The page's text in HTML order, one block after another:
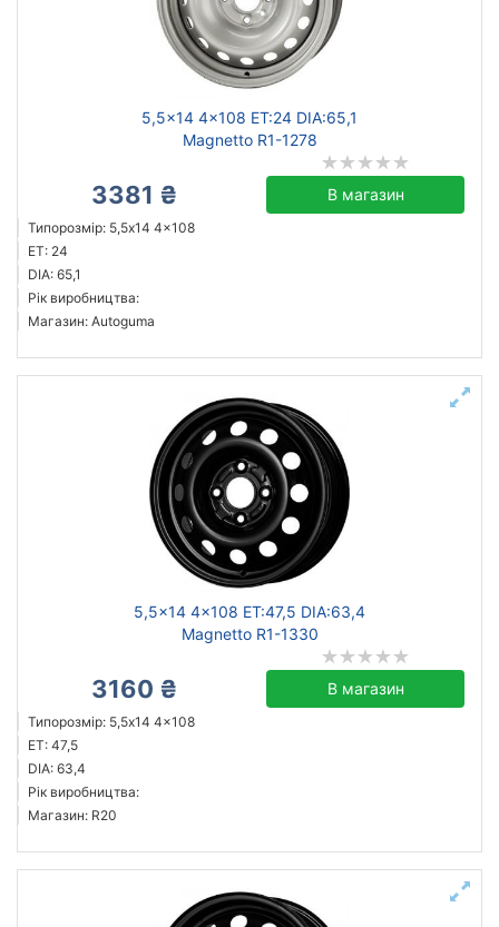
5,5x14 4x108 ET:24 DIA:65,1
Magnetto R1-1278
3381 ₴ В магазин
Типорозмір: 5,5x14 4x108
ET: 24
DIA: 65,1
Рік виробництва:
Магазин: Autoguma
5,5x14 4x108 ET:47,5 DIA:63,4
Magnetto R1-1330
3160 ₴ В магазин
Типорозмір: 5,5x14 4x108
ET: 47,5
DIA: 63,4
Рік виробництва:
Магазин: R20